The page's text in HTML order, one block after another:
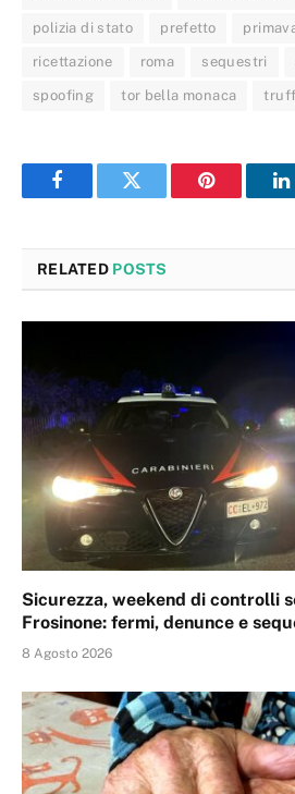
polizia di stato prefetto
ricettazione roma sequestri
spoofing tor bella monaca
FacebookTwitter Pinterest
RELATED POSTS
Sicurezza, weekend di controlli
Frosinone: fermi, denunce e
8 Agosto 2026